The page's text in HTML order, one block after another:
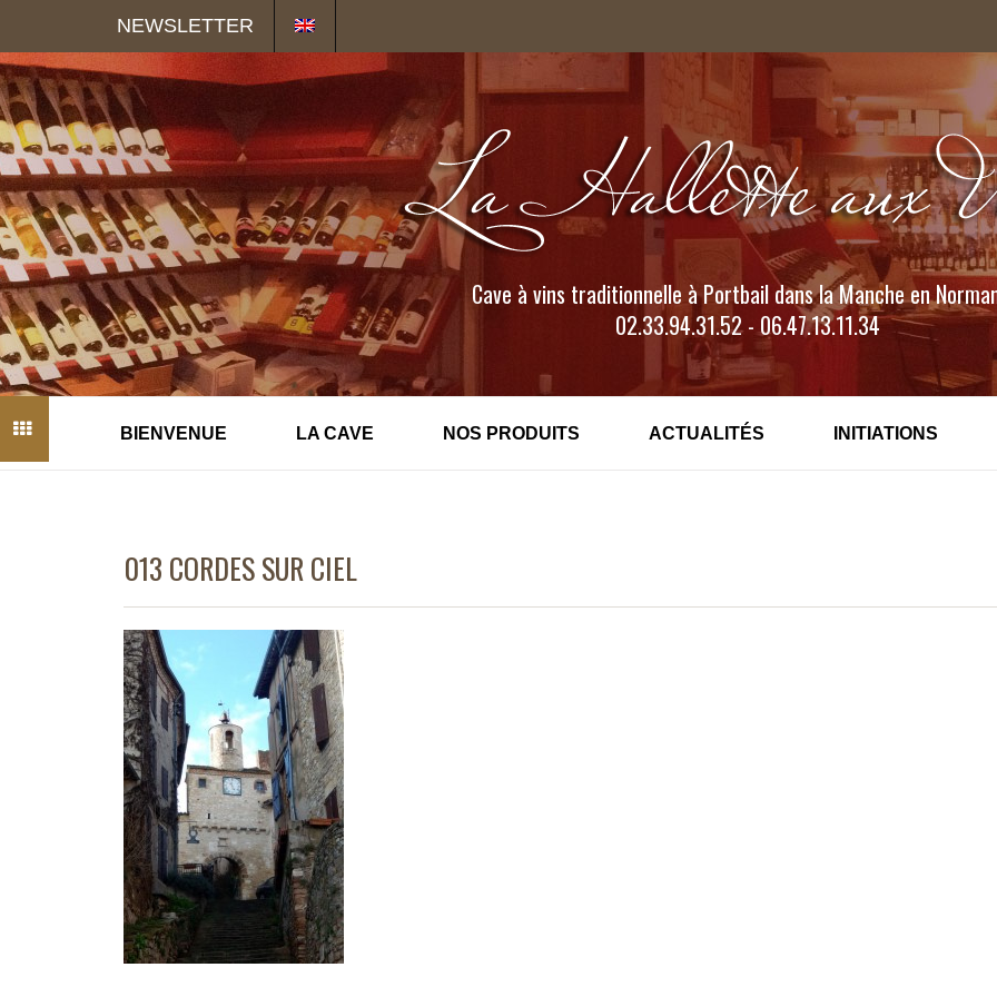
NEWSLETTER
Cave à vins traditionnelle à Portbail dans la Manche en
02.33.94.31.52 - 06.47.13.11.34
BIENVENUE LA CAVE NOS PRODUITS ACTUALITÉS INITIATIONS
013 CORDES SUR CIEL
Panneau de gestion des cookies